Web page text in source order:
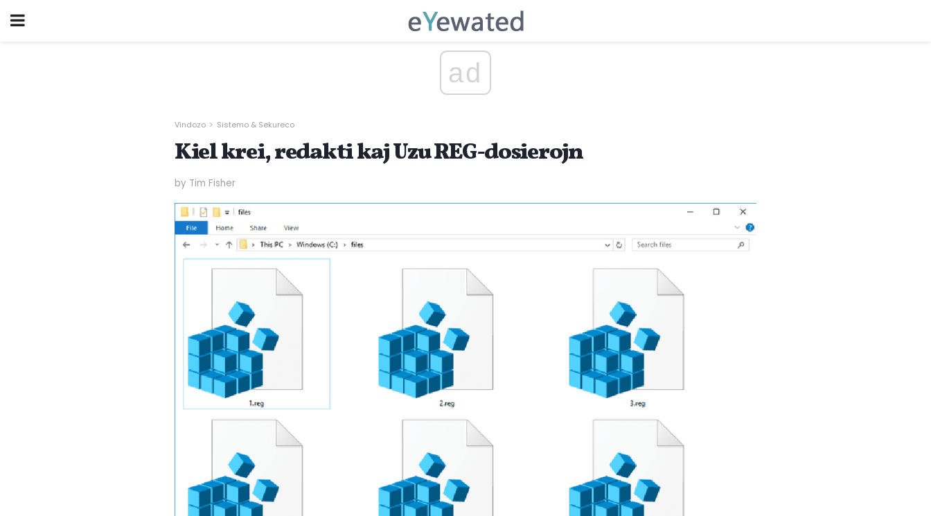
ad
Vindozo Sistemo & Sekureco
Kiel krei, redakti kaj Uzu REG-dosierojn
by Tim Fisher